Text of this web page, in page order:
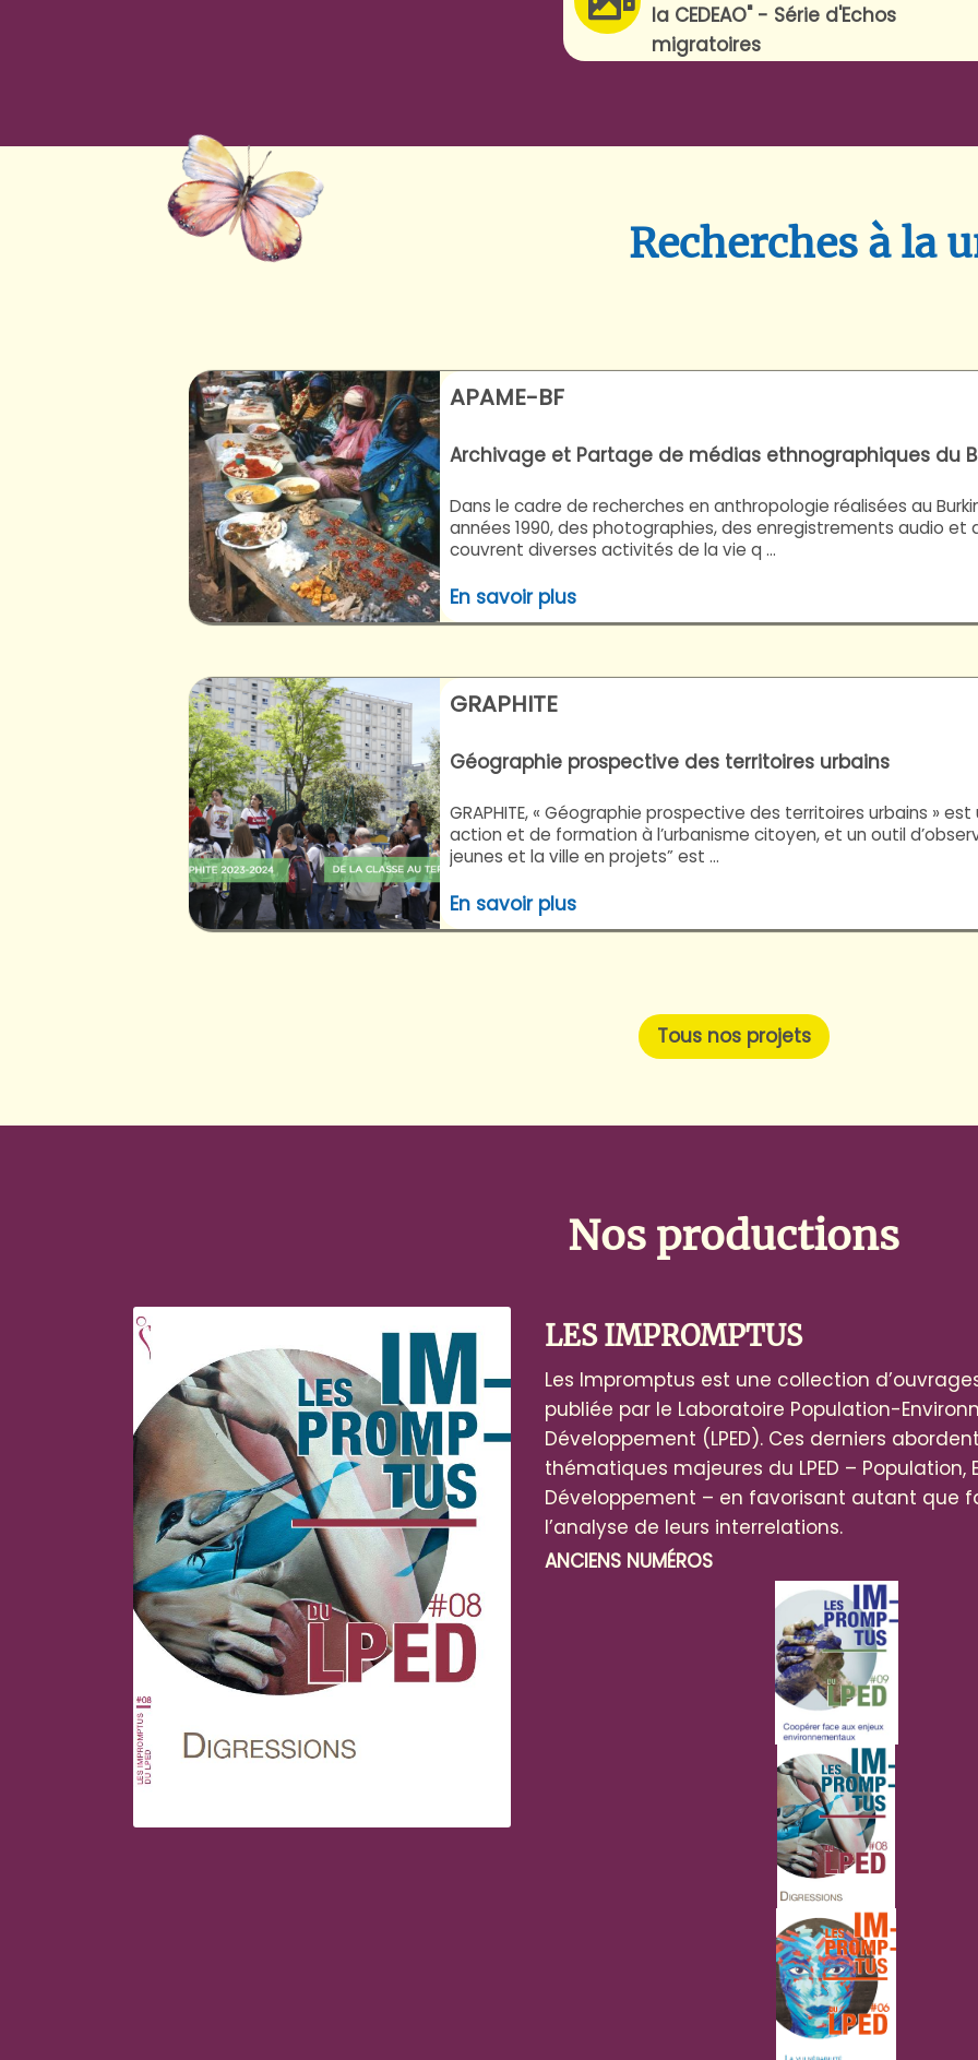
la CEDEAO" - Série d'Echos
migratoires
Recherches à la
APAME-BF
Archivage et Partage de médias ethnographiques du
Dans le cadre de recherches en anthropologie réalisées au
années 1990, des photographies, des enregistrements audio et
couvrent diverses activités de la vie q ...
En savoir plus
GRAPHITE
Géographie prospective des territoires urbains
GRAPHITE, « Géographie prospective des territoires urbains »
action et de formation à l’urbanisme citoyen, et un outil
jeunes et la ville en projets” est ...
En savoir plus
Tous nos projets
Nos productions
LES IMPROMPTUS
Les Impromptus est une collection
publiée par le Laboratoire Population-
Développement (LPED). Ces derniers
thématiques majeures du LPED – Population,
Développement – en favorisant autant que
l’analyse de leurs interrelations.
ANCIENS NUMÉROS